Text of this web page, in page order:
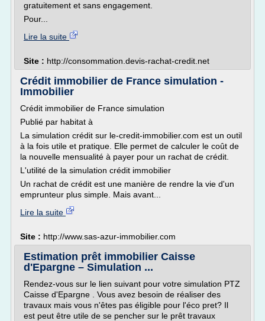
gratuitement et sans engagement.
Pour...
Lire la suite
Site : http://consommation.devis-rachat-credit.net
Crédit immobilier de France simulation -
Immobilier
Crédit immobilier de France simulation
Publié par habitat à
La simulation crédit sur le-credit-immobilier.com est un outil
à la fois utile et pratique. Elle permet de calculer le coût de
la nouvelle mensualité à payer pour un rachat de crédit.
L'utilité de la simulation crédit immobilier
Un rachat de crédit est une manière de rendre la vie d'un
emprunteur plus simple. Mais avant...
Lire la suite
Site : http://www.sas-azur-immobilier.com
Estimation prêt immobilier Caisse
d'Epargne – Simulation ...
Rendez-vous sur le lien suivant pour votre simulation PTZ
Caisse d'Epargne . Vous avez besoin de réaliser des
travaux mais vous n'êtes pas éligible pour l'éco pret? Il
est peut être utile de se pencher sur le prêt travaux